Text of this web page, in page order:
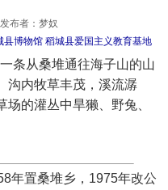
布者：梦奴
县博物馆 稻城县爱国主义教育基地
从桑堆通往海子山的山
沟内牧草丰茂，溪流潺
的灌丛中旱獭、野兔、
置桑堆乡，1975年改公